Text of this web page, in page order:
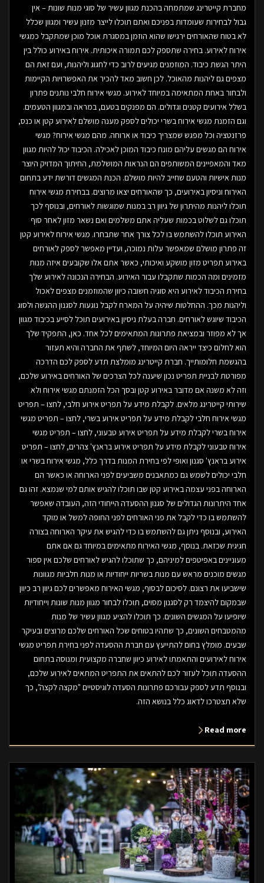
מחברת קייטרינג שמתמחה בהכנת מגוון עשיר של סוגי מנות שונות – אין
גבול לבחירות שעומדות בפניכם ואתם תוכלו לייצר מזנון עשיר ומגוון שכלל
לא בטוח שהאורחים ירגישו שהוא הוזמן במסגרת אוכל מוכן שמתקבל כמגשי
אירוח לאירוע. בחירה שתספק לכם תמורה איכותית. אירוח באירוע כולל בין
היתר הגשת כיבוד. המוזמנים מגיעים לרוב כדי לחגוג וליהנות, ועם זאת הם
מצפים גם ליהנות מהאוכל. לכן חשוב מאד להכיר את האפשרויות הקיימות
ולבחור באחת המתאימה במיוחד לאירוע. מגשי אירוח חלבי נותנים פתרון
בשלל אירועים קטנים וגדולים. הם מפנקים בטעם, במראה ובמגוון הטעמים.
וגם הזמנת מגשי אירוח בשרי יכולים לספק מענה מושלם לאירוע קטן או כנס,
פרזנטציה וכל מפגש שמצריך כיבוד או ארוחה. מהם מגשי אירוח? מגשי
אירוח הם מגשים עליהם מונח כיבוד המוכן לאכילה. הכיבוד יכול להיות מגוון
מאד והמאפיינים המשותפים הם הנראות המושלמת, החיתוך המדויק היוצר
מנות אישיות והטעם שחייב להיות מושלם. הכנת המגשים דורשת ידע בתחום
האירוח וניסיון באירועים, כך שהאורחים יצאו מרוצים. בבחירת מגשי אירוח
תוכלו ליהנות מהיתרון של גיוון רב במנות שמוגשות לאורחים, ובנוסף לכך
תוכלו גם לשלוט בכמות שעליה אתם משלמים ואם נשאר מזון לאחר סוף
האירוע תוכלו להשתמש בו לכל צורך אחר שתבחרו. מגשי אירוח לאירוע קטן
זה פתרון מושלם שמאפשר עלות נמוכה, ועדיין מאפשר לספק לאורחים
באירוע תפריט מזון מושקע ואיכותי, כאשר אתם אלו שקובעים איזה מנות
מזמינים ומה הכמות שתקבלו עבור האירוע. הבחירה הנכונה לאירוע שלך
בחירת הכיבוד לאירוע היא סוגיה חשובה כיוון שהמוזמנים מצפים לאכול
וליהנות מכך. ההחלטות שיהיה על המארח לקבל נוגעות לסגנון ההגשה ולסוג
הכיבוד שיוגש לאורחים. חברה בעלת ניסיון באירועים תוכל לסייע בכיבוד מגוון
אך לא מפוזר ובמציאת פתרונות המתאימים לכל אחד. כאן, התפקיד שלך
הוא לחלום כיצד ייראה היום המיוחד, לשתף את החברה והיא תעזור
בהגשמת חלומותייך. חברת קייטרינג מומלצת תדע לספק לכם הדרכה
מפורטת לבניית תפריט נכון שיענה לכל הצרכים של האורחים באירוע שלכם,
וזה לא משנה אם מדובר באירוע קטן ובסך הכל הזמנתם מגשי אירוח ולא
שירותי קייטרינג מלאים. לקבלת מידע על תפריט אירוע חלבי, לחצו – תפריט
מגשי אירוח חלבי לקבלת מידע על תפריט אירוע בשרי, לחצו – תפריט מגשי
אירוח בשרי לקבלת מידע על תפריט אירוע טבעוני, לחצו – תפריט מגשי
אירוח טבעוני לקבלת מידע על תפריט אירוע בראנץ' צהרים, לחצו – תפריט
אירוע בראנץ' סגנון ואופי לפי בחירת המנות בדרך כלל, מגשי אירוח בשרי או
חלבי יכולים לשמש גם כמתאבנים משביעים לפני הארוחה או כאשר הם
הארוחה בפני עצמה באירוע קטן שבו תוכלו להגיש אותם למי שנמצא. זהו גם
אחד היתרונות הגדולים של סגנון ההסעדה הייחודי הזה, העובדה שאפשר
להשתמש בו כדי לקבל את פני האורחים לפני החופה למשל או מוקד
האירוע, ובנוסף ניתן גם להשתמש בו כדי להגיש את עיקר הארוחה בצורה
חגיגית שכזאת. בנוסף, מגשי האירוח מתאימים במיוחד גם אם אתם
מעוניינים באפיטפים למיניהם, כך שתוכלו להגיש לאורחים שלכם אין ספור
מגשים מוכנים מראש עם מנות בשריות ייחודיות או מנות חלביות מגוונות
שישביעו את רצונם. לסיכום לבסוף, מגשי האירוח מאפשרים לכם גיוון רב כיוון
שבמקום להיצמד רק לסגנון מסוים, תוכלו לבחור מגוון מנות שונות וייחודיות
שיופיעו על המגשים השונים. כך תוכלו להציע מגוון עשיר של מנות
מהמטבחים השונים, כך שתהיו בטוחים שכל האורחים שלכם מרוצים ובעיקר
שבעים. מומלץ בחום להתייעץ עם חברת ההסעדה לפני בחירת תפריט מגשי
אירוח לאירועים והתאמתו לאירוע כיוון שחברה מקצועית ומנוסה בתחום
ההסעדה תוכל לעזור לכם להתאים את התפריט המתאים לאירוע שלכם,
ובנוסף תדע לספק עבורכם פתרונות הסעדה לוגיסטיים "מקצה לקצה", כך
שלא תצטרכו לדאוג כלל בנושא הזה.
Read more